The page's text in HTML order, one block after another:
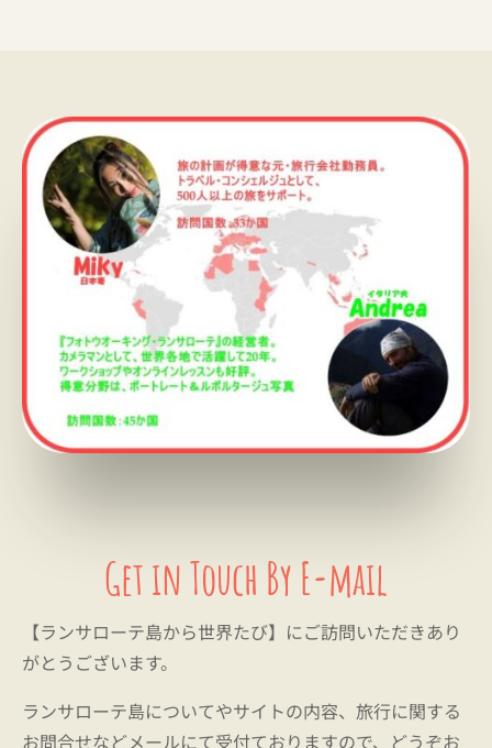
Get in Touch By E-mail
【ランサローテ島から世界たび】にご訪問いただきあり
がとうございます。
ランサローテ島についてやサイトの内容、旅行に関する
お問合せなどメールにて受付ておりますので、どうぞお